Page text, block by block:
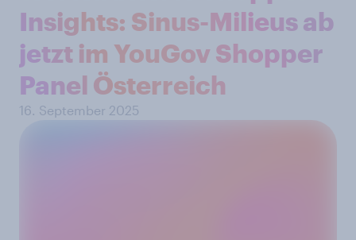
Insights: Sinus-Milieus ab
jetzt im YouGov Shopper
Panel Österreich
16. September 2025